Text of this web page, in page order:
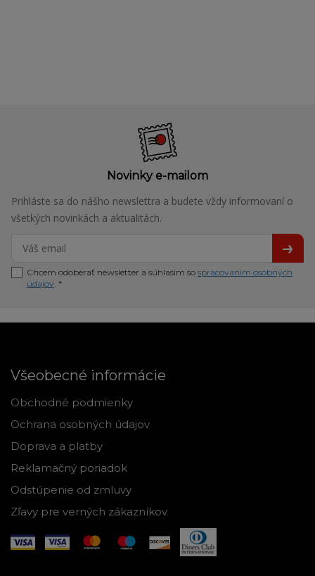
Novinky e-mailom
Prihláste sa do nášho newslettra a budete vždy informovaní o
všetkých novinkách a aktualitách.
Chcem odoberať newsletter a súhlasím so spracovaním osobných
údajov. *
Všeobecné informácie
Obchodné podmienky
Ochrana osobných údajov
Doprava a platby
Reklamačný poriadok
Odstúpenie od zmluvy
Zľavy pre verných zákazníkov